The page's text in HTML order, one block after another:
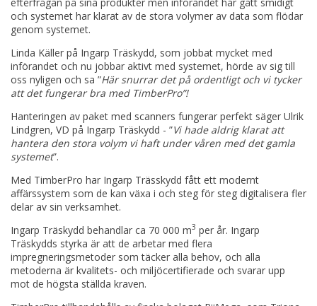
och systemet har klarat av de stora volymer av data som flödar
genom systemet.
Linda Käller på Ingarp Träskydd, som jobbat mycket med
införandet och nu jobbar aktivt med systemet, hörde av sig till
oss nyligen och sa ”Här snurrar det på ordentligt och vi tycker
att det fungerar bra med TimberPro”!
Hanteringen av paket med scanners fungerar perfekt säger Ulrik
Lindgren, VD på Ingarp Träskydd - ”Vi hade aldrig klarat att
hantera den stora volym vi haft under våren med det gamla
systemet”.
Med TimberPro har Ingarp Trässkydd fått ett modernt
affärssystem som de kan växa i och steg för steg digitalisera fler
delar av sin verksamhet.
Ingarp Träskydd behandlar ca 70 000 m3 per år. Ingarp
Träskydds styrka är att de arbetar med flera
impregneringsmetoder som täcker alla behov, och alla
metoderna är kvalitets- och miljöcertifierade och svarar upp
mot de högsta ställda kraven.